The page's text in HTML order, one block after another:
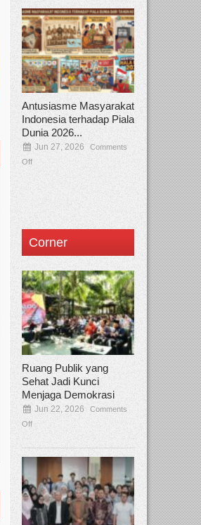
Antusiasme Masyarakat
Indonesia terhadap Piala
Dunia 2026...
Jun 27, 2026
Comments
Off
Corner
Ruang Publik yang
Sehat Jadi Kunci
Menjaga Demokrasi
Jun 22, 2026
Comments
Off